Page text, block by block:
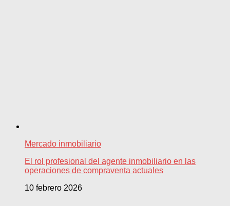
Mercado inmobiliario
El rol profesional del agente inmobiliario en las
operaciones de compraventa actuales
10 febrero 2026